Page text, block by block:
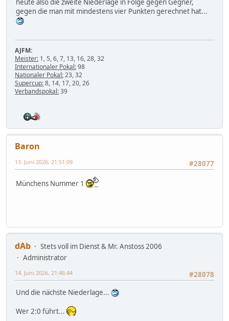
heute also die zweite Niederlage in Folge gegen Gegner,
gegen die man mit mindestens vier Punkten gerechnet hat...
AJFM:
Meister: 1, 5, 6, 7, 13, 16, 28, 32
Internationaler Pokal:98
Nationaler Pokal:23, 32
Supercup:8, 14, 17, 20, 26
Verbandspokal:39
Baron
#28077
13. Juni 2026, 21:51:09
Münchens Nummer 1
dAb
Stets voll im Dienst & Mr. Anstoss 2006
Administrator
#28078
14. Juni 2026, 21:46:44
Und die nächste Niederlage...
Wer 2:0 führt...